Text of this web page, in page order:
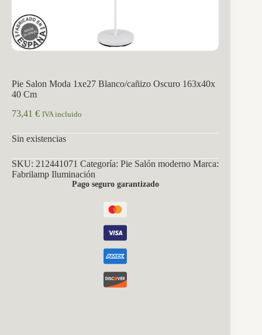
Pie Salon Moda 1xe27 Blanco/cañizo Oscuro 163x40x
40 Cm
73,41 € IVA incluido
Sin existencias
SKU: 212441071 Categoría: Pie Salón moderno Marca:
Fabrilamp Iluminación
Pago seguro garantizado